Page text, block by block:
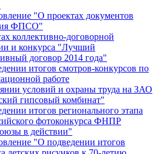
"О проектах документов
ФПСО"
коллективно-договорной
и конкурса "Лучший
договор 2014 года"
итогов смотров-конкурсов по
работе
условий и охраны труда на ЗАО
гипсовый комбинат"
итогов регионального этапа
фотоконкурса ФНПР
в действии"
"О подведении итогов